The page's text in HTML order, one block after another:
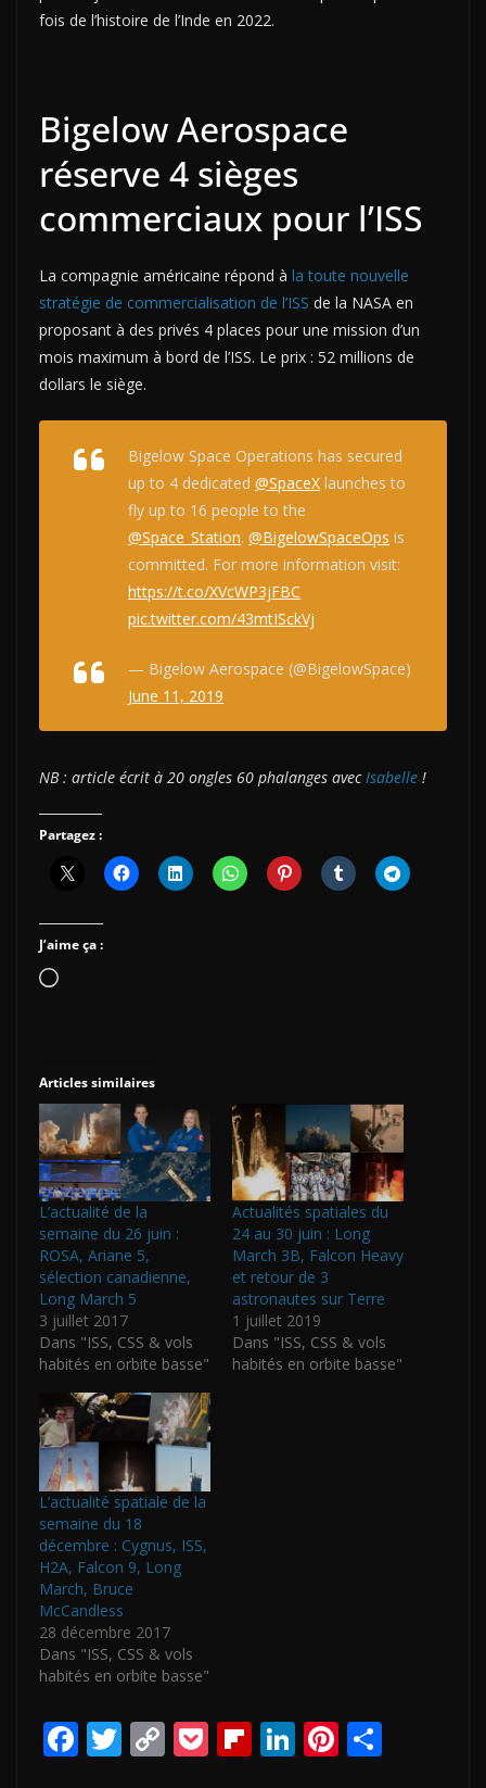
fois de l’histoire de l’Inde en 2022.
Bigelow Aerospace
réserve 4 sièges
commerciaux pour l’ISS
La compagnie américaine répond à la toute nouvelle
stratégie de commercialisation de l’ISS de la NASA en
proposant à des privés 4 places pour une mission d’un
mois maximum à bord de l’ISS. Le prix : 52 millions de
dollars le siège.
Bigelow Space Operations has secured
up to 4 dedicated @SpaceX launches to
fly up to 16 people to the
@Space_Station. @BigelowSpaceOps is
committed. For more information visit:
https://t.co/XVcWP3jFBC
pic.twitter.com/43mtISckVj
— Bigelow Aerospace (@BigelowSpace)
June 11, 2019
NB : article écrit à 20 ongles 60 phalanges avecIsabelle !
Partagez :
J’aime ça :
Chargement…
Articles similaires
L’actualité de la
semaine du 26 juin :
ROSA, Ariane 5,
sélection canadienne,
Long March 5
3 juillet 2017
Dans "ISS, CSS & vols
habités en orbite basse"
Actualités spatiales du
24 au 30 juin : Long
March 3B, Falcon Heavy
et retour de 3
astronautes sur Terre
1 juillet 2019
Dans "ISS, CSS & vols
habités en orbite basse"
L’actualité spatiale de la
semaine du 18
décembre : Cygnus, ISS,
H2A, Falcon 9, Long
March, Bruce
McCandless
28 décembre 2017
Dans "ISS, CSS & vols
habités en orbite basse"
F
ac
T
w
C
o
P
o
Fli
p
Li
n
Pi
nt